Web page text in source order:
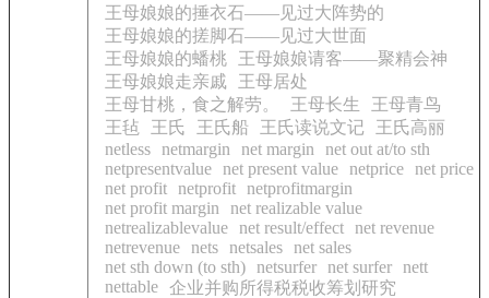
王母娘娘的捶衣石——见过大阵势的
王母娘娘的搓脚石——见过大世面
王母娘娘的蟠桃
王母娘娘请客——聚精会神
王母娘娘走亲戚
王母居处
王母甘桃，食之解劳。
王母长生
王母青鸟
王毡
王氏 王氏船 王氏读说文记
王氏高丽
netless
netmargin net margin
net out at/to sth
netpresentvalue
net present value netprice
net price
net profit
netprofit
netprofitmargin
net profit margin
net realizable value
netrealizablevalue
net result/effect
net revenue
netrevenue
nets netsales
net sales
net sth down (to sth)
netsurfer net surfer
nett
nettable 企业并购所得税税收筹划研究